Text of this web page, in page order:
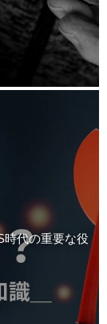
時代の重要な役